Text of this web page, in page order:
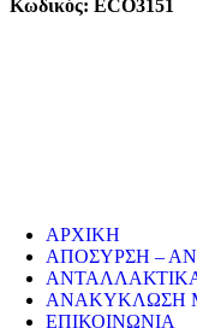
Κωδικός: ECO3151
ΑΡΧΙΚΗ
ΑΠΟΣΥΡΣΗ –
ΑΝΑΚΥΚΛΩΣΗ
ΕΠΙΚΟΙΝΩΝΙΑ